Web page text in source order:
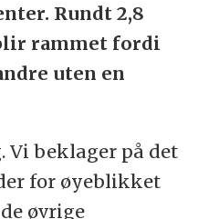
Rundt 2,8
rammet fordi
uten en
Vi beklager på det
for øyeblikket
øvrige